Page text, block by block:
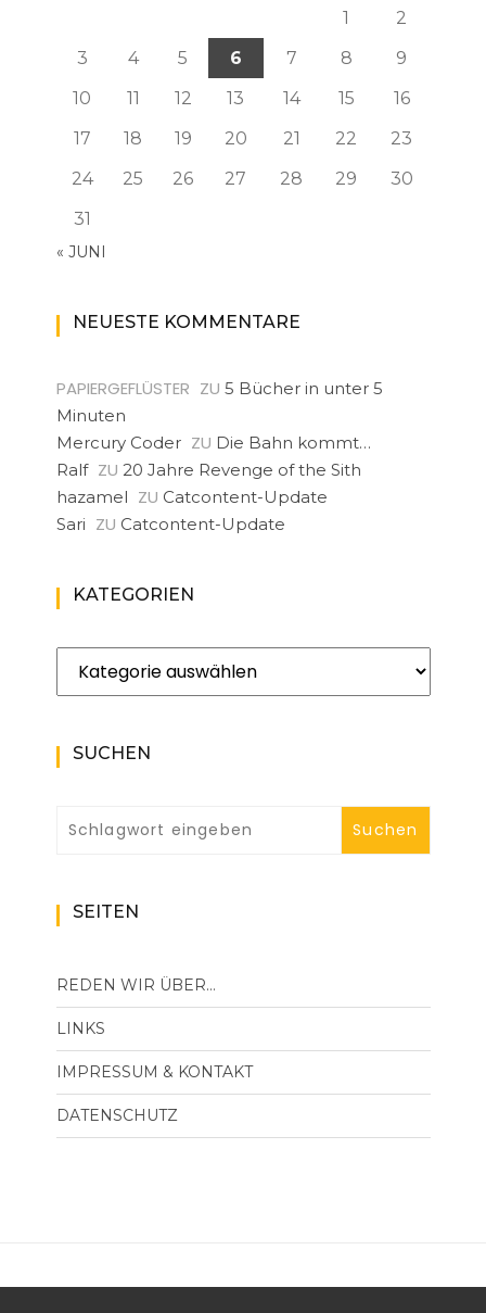
1
2
3
4 5 6 7 8
9
10
11 12 13 14 15
16
17
18 19 20 21 22
23
24
25 26 27 28 29
30
31
« JUNI
NEUESTE KOMMENTARE
PAPIERGEFLÜSTER ZU 5 Bücher in unter 5
Minuten
Mercury Coder ZU Die Bahn kommt…
Ralf ZU 20 Jahre Revenge of the Sith
hazamel ZU Catcontent-Update
Sari ZU Catcontent-Update
KATEGORIEN
Kategorien
SUCHEN
SEITEN
REDEN WIR ÜBER…
LINKS
IMPRESSUM & KONTAKT
DATENSCHUTZ